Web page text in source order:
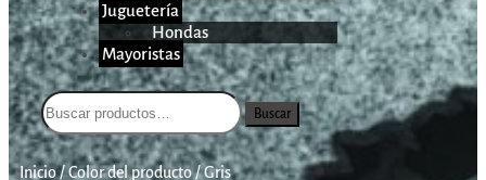
Juguetería
Hondas
Mayoristas
Buscar
Inicio/Color del producto/Gris